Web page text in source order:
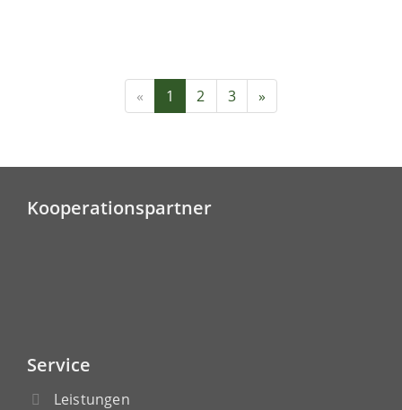
« 1 2 3 »
Kooperationspartner
Service
Leistungen